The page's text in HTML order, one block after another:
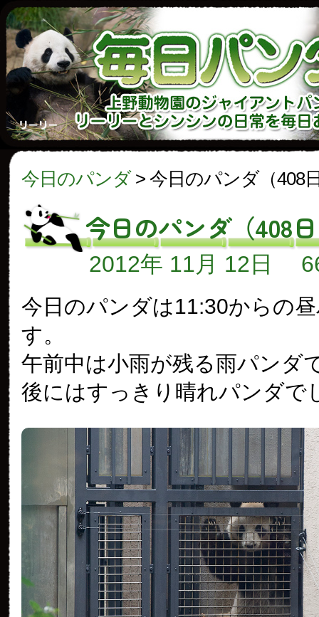
今日のパンダ> 今日のパンダ（408
今日のパンダ（408
2012年 11月 12日
今日のパンダは11:30からの
す。
午前中は小雨が残る雨パンダ
後にはすっきり晴れパンダで